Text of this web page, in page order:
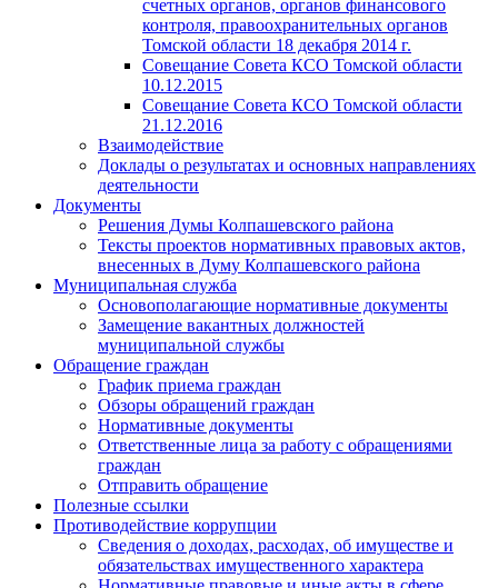
счетных органов, органов финансового
контроля, правоохранительных органов
Томской области 18 декабря 2014 г.
Совещание Совета КСО Томской области
10.12.2015
Совещание Совета КСО Томской области
21.12.2016
Взаимодействие
Доклады о результатах и основных направлениях
деятельности
Документы
Решения Думы Колпашевского района
Тексты проектов нормативных правовых актов,
внесенных в Думу Колпашевского района
Муниципальная служба
Основополагающие нормативные документы
Замещение вакантных должностей
муниципальной службы
Обращение граждан
График приема граждан
Обзоры обращений граждан
Нормативные документы
Ответственные лица за работу с обращениями
граждан
Отправить обращение
Полезные ссылки
Противодействие коррупции
Сведения о доходах, расходах, об имуществе и
обязательствах имущественного характера